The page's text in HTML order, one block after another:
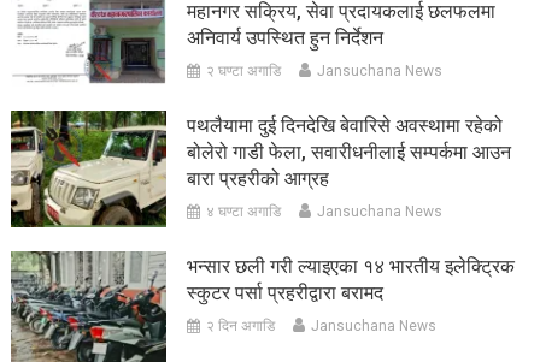
महानगर सक्रिय, सेवा प्रदायकलाई छलफलमा
अनिवार्य उपस्थित हुन निर्देशन
२ घण्टा अगाडि Jansuchana News
पथलैयामा दुई दिनदेखि बेवारिसे अवस्थामा रहेको
बोलेरो गाडी फेला, सवारीधनीलाई सम्पर्कमा आउन
बारा प्रहरीको आग्रह
४ घण्टा अगाडि Jansuchana News
भन्सार छली गरी ल्याइएका १४ भारतीय इलेक्ट्रिक
स्कुटर पर्सा प्रहरीद्वारा बरामद
२ दिन अगाडि Jansuchana News